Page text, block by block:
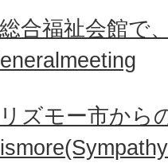
合福祉会館で
ズモー市から